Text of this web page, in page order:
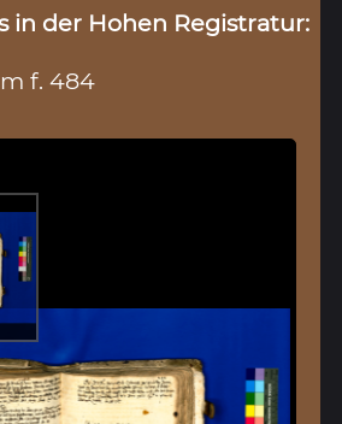
in der Hohen Registratur:
f. 484